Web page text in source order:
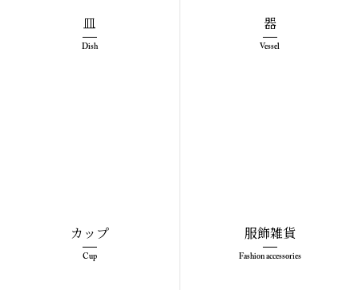
皿
Dish
器
Vessel
カップ
Cup
服飾雑貨
Fashion accessories